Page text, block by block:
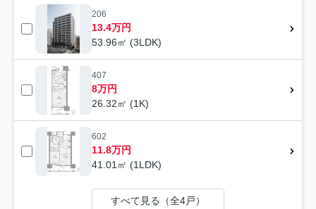
206
13.4万円
53.96㎡ (3LDK)
407
8万円
26.32㎡ (1K)
602
11.8万円
41.01㎡ (1LDK)
すべて見る（全4戸）